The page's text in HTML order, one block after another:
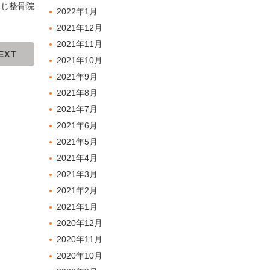
整骨院
2022年1月
2021年12月
2021年11月
2021年10月
2021年9月
2021年8月
2021年7月
2021年6月
2021年5月
2021年4月
2021年3月
2021年2月
2021年1月
2020年12月
2020年11月
2020年10月